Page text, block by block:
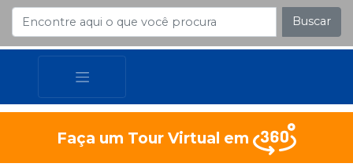
Buscar
Faça um Tour Virtual em